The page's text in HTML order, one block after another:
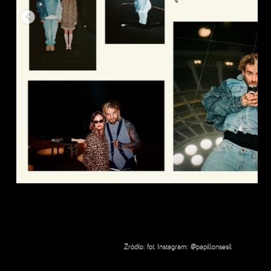
Źródło: fot. Instagram: @papillonsesil